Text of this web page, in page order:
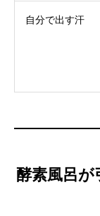
自分で出す汗
酵素風呂が